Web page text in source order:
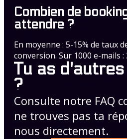
Combien de
attendre ?
En moyenne : 5-15% de taux
conversion. Sur 1000 e-mails
Tu as
?
Consulte notre FAQ
ne trouves pas ta
nous directement.